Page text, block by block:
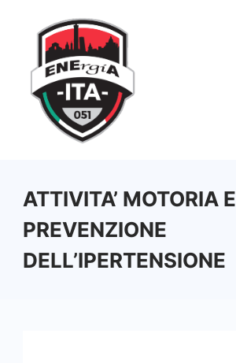
contenuto
ATTIVITA’ MOTORIA E
PREVENZIONE
DELL’IPERTENSIONE